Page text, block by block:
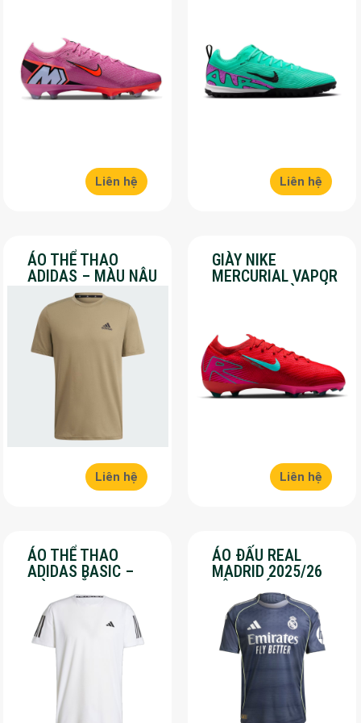
Liên hệ Liên hệ
ÁO THỂ THAO
ADIDAS – MÀU NÂU
– SALE 30%
Liên hệ
GIÀY NIKE
MERCURIAL VAPOR
16 PRO – MÀU ĐỎ –
Liên hệ
ÁO THỂ THAO
ADIDAS BASIC –
MÀU TRẮNG – SALE
70%
ÁO ĐẤU REAL
MADRID 2025/26
SÂN KHÁCH – SALE
50%